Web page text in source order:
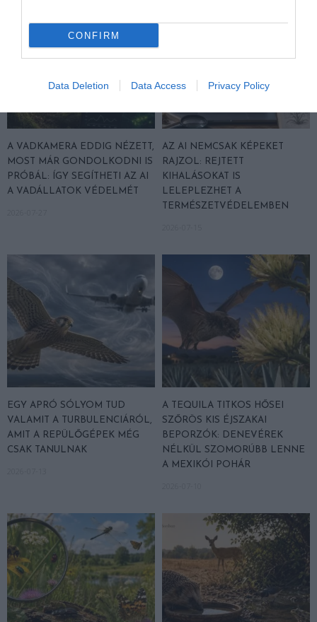
CONFIRM
Data Deletion Data Access Privacy Policy
A VADKAMERA EDDIG NÉZETT,
MOST MÁR GONDOLKODNI IS
PRÓBÁL: ÍGY SEGÍTHETI AZ AI
A VADÁLLATOK VÉDELMÉT
AZ AI NEMCSAK KÉPEKET
RAJZOL: REJTETT
KIHALÁSOKAT IS
LELEPLEZHET A
TERMÉSZETVÉDELEMBEN
EGY APRÓ SÓLYOM TUD
VALAMIT A TURBULENCIÁRÓL,
AMIT A REPÜLŐGÉPEK MÉG
CSAK TANULNAK
A TEQUILA TITKOS HŐSEI
SZŐRÖS KIS ÉJSZAKAI
BEPORZÓK: DENEVÉREK
NÉLKÜL SZOMORÚBB LENNE
A MEXIKÓI POHÁR